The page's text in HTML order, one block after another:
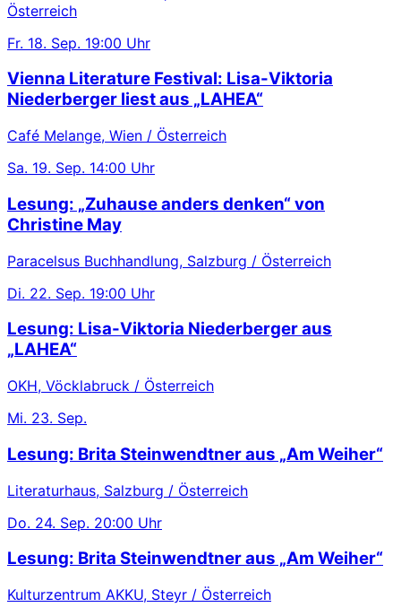
Österreich
Fr. 18. Sep. 19:00 Uhr
Vienna Literature Festival: Lisa-Viktoria
Niederberger liest aus „LAHEA“
Café Melange, Wien / Österreich
Sa. 19. Sep. 14:00 Uhr
Lesung: „Zuhause anders denken“ von
Christine May
Paracelsus Buchhandlung, Salzburg / Österreich
Di. 22. Sep. 19:00 Uhr
Lesung: Lisa-Viktoria Niederberger aus
„LAHEA“
OKH, Vöcklabruck / Österreich
Mi. 23. Sep.
Lesung: Brita Steinwendtner aus „Am Weiher“
Literaturhaus, Salzburg / Österreich
Do. 24. Sep. 20:00 Uhr
Lesung: Brita Steinwendtner aus „Am Weiher“
Kulturzentrum AKKU, Steyr / Österreich